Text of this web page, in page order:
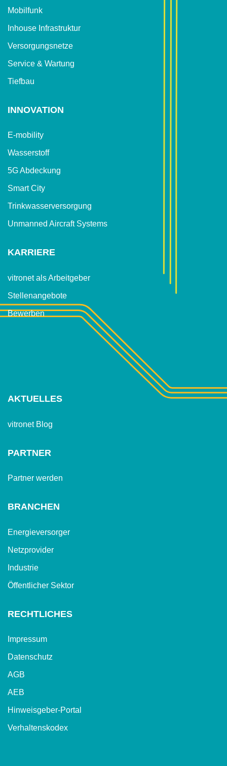
Mobilfunk
Inhouse Infrastruktur
Versorgungsnetze
Service & Wartung
Tiefbau
INNOVATION
E-mobility
Wasserstoff
5G Abdeckung
Smart City
Trinkwasser­versorgung
Unmanned Aircraft Systems
KARRIERE
vitronet als Arbeitgeber
Stellenangebote
Bewerben
AKTUELLES
vitronet Blog
PARTNER
Partner werden
BRANCHEN
Energieversorger
Netzprovider
Industrie
Öffentlicher Sektor
RECHTLICHES
Impressum
Datenschutz
AGB
AEB
Hinweisgeber-Portal
Verhaltenskodex